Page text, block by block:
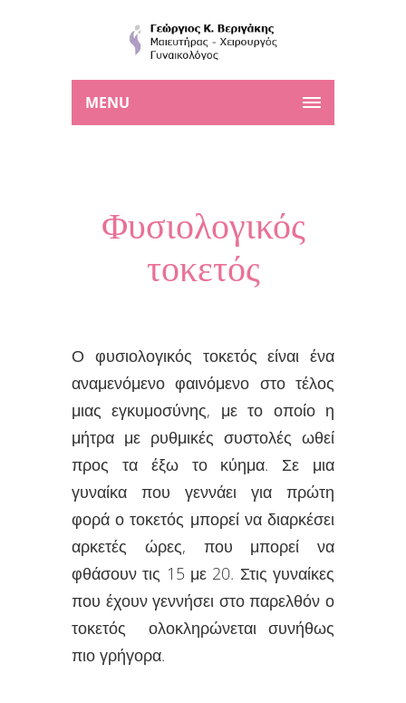
MENU
Φυσιολογικός
τοκετός
Ο φυσιολογικός τοκετός είναι ένα
αναμενόμενο φαινόμενο στο τέλος
μιας εγκυμοσύνης, με το οποίο η
μήτρα με ρυθμικές συστολές ωθεί
προς τα έξω το κύημα. Σε μια
γυναίκα που γεννάει για πρώτη
φορά ο τοκετός μπορεί να διαρκέσει
αρκετές ώρες, που μπορεί να
φθάσουν τις 15 με 20. Στις γυναίκες
που έχουν γεννήσει στο παρελθόν ο
τοκετός ολοκληρώνεται συνήθως
πιο γρήγορα.